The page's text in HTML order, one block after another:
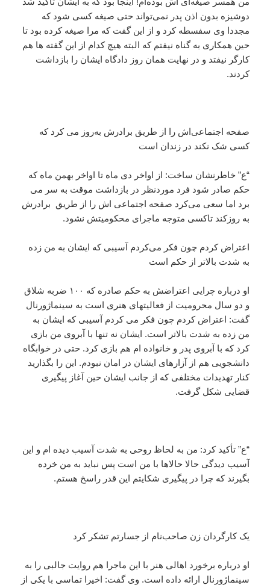
دوشیزه بدون اذن پدر نمی‌تواند حتی صیغه کسی شود که
مجددا وی سفسطه کرد و از این گفت که مرا صیغه کرده بود تا
حین همکاری به گناه نیفتم که البته هیچ کدام از این گفته ها هم
کارگر نیفتد و در نهایت همان روز دادگاه ایشان را بازداشت
کردند.
صفحه اجتماعی‌اش را از طریق برادرش به‌روز می کرد که
کسی شک نکند در زندان است
“ع” خاطرنشان ساخت: از اواخر دی ماه تا اواخر بهمن ماه که
حکم صادر شود فرد موردنظر در بازداشت موقت به سر می
برد اما سعی می‌کرد صفحه اجتماعی اش را از طریق برادرش
به روزکند تاکسی متوجه ماجرای محکومیتش نشود.
اعتراض کردم چون فکر می‌کردم آسیبی که ایشان به من زده
به شدت بالاتر از حکم است
او درباره چرایی اعتراضش به حکم صادره که ۱۰۰ ضربه شلاق
و دو سال محرومیت از فعالیتهای هنری است به سینماژورنال
گفت: اعتراض کردم چون فکر می کردم آسیبی که ایشان به
من زده به شدت بالاتر است. ایشان نه تنها با آبروی من بازی
کرد که با آبروی پدر و خانواده ام هم بازی کرد. حتی در خوابگاه
دانشجویی هم از آزارهای ایشان در امان نبودم. این را بگذارید
کنار تهدیدات مختلفی که از جانب ایشان حین آغاز پیگیری
قضایی شکل گرفت.
“ع” تأکید کرد: من به لحاظ روحی به شدت آسیب دیده ام و این
آسیب دیدگی حالا حالاها با من است پس نباید به من خرده
بگیرند که چرا در پیگیری شکایتم این قدر راسخ هستم.
یک کارگردان زن صاحب‌نام از جسارتم تشکر کرد
او درباره برخورد اهالی هنر با این ماجرا هم روایت جالبی را به
سینماژورنال ارائه داده است. وی گفت: اخیرا تماسی با یکی از